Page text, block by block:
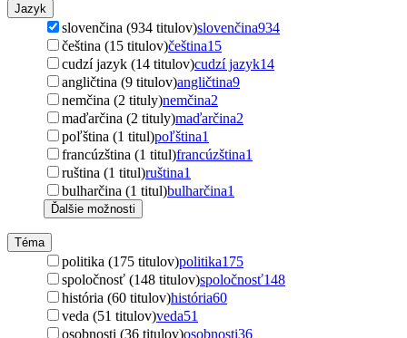
Jazyk
slovenčina (934 titulov)slovenčina934
čeština (15 titulov)čeština15
cudzí jazyk (14 titulov)cudzí jazyk14
angličtina (9 titulov)angličtina9
nemčina (2 tituly)nemčina2
maďarčina (2 tituly)maďarčina2
poľština (1 titul)poľština1
francúzština (1 titul)francúzština1
ruština (1 titul)ruština1
bulharčina (1 titul)bulharčina1
Ďalšie možnosti
Téma
politika (175 titulov)politika175
spoločnosť (148 titulov)spoločnosť148
história (60 titulov)história60
veda (51 titulov)veda51
osobnosti (36 titulov)osobnosti36